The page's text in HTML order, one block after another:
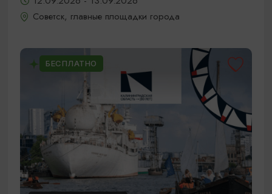
Советск, главные площадки города
БЕСПЛАТНО